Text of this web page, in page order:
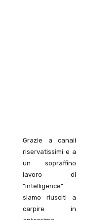
Grazie a canali
riservatissimi e a
un sopraffino
lavoro di
“intelligence”
siamo riusciti a
carpire in